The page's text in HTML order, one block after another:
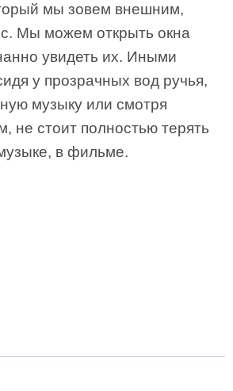
мы зовем внешним,
Мы можем открыть окна
увидеть их. Иными
у прозрачных вод ручья,
музыку или смотря
не стоит полностью терять
в фильме.